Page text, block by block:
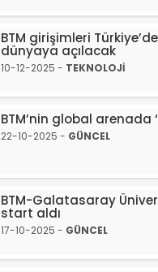
BTM girişimleri
dünyaya açılacak
10-12-2025 - TEKNOLOJİ
BTM’nin global arenada
22-10-2025 - GÜNCEL
BTM-Galatasaray
start aldı
17-10-2025 - GÜNCEL